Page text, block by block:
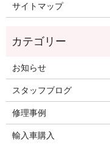
サイトマップ
お知らせ
スタッフブログ
修理事例
輸入車購入